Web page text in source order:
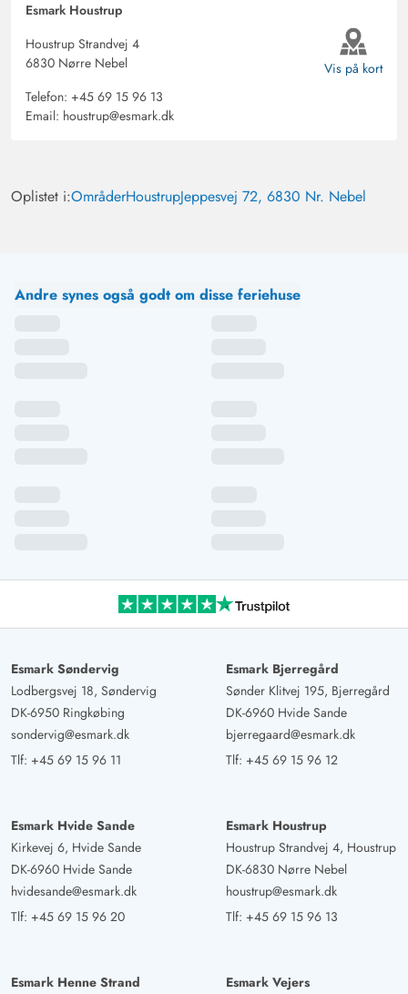
Esmark Houstrup
Houstrup Strandvej 4
6830 Nørre Nebel
Telefon: +45 69 15 96 13
Email: houstrup@esmark.dk
Vis på kort
Oplistet i:OmråderHoustrupJeppesvej 72, 6830 Nr. Nebel
Andre synes også godt om disse feriehuse
Esmark Søndervig
Lodbergsvej 18, Søndervig
DK-6950 Ringkøbing
sondervig@esmark.dk
Tlf: +45 69 15 96 11
Esmark Bjerregård
Sønder Klitvej 195, Bjerregård
DK-6960 Hvide Sande
bjerregaard@esmark.dk
Tlf: +45 69 15 96 12
Esmark Hvide Sande
Kirkevej 6, Hvide Sande
DK-6960 Hvide Sande
hvidesande@esmark.dk
Tlf: +45 69 15 96 20
Esmark Houstrup
Houstrup Strandvej 4, Houstrup
DK-6830 Nørre Nebel
houstrup@esmark.dk
Tlf: +45 69 15 96 13
Esmark Henne Strand
Esmark Vejers